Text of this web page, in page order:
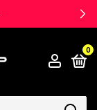
0